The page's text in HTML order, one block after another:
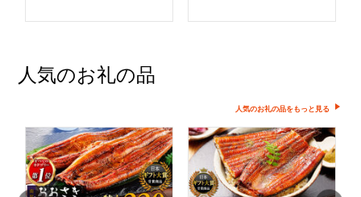
人気のお礼の品
人気のお礼の品をもっと見る